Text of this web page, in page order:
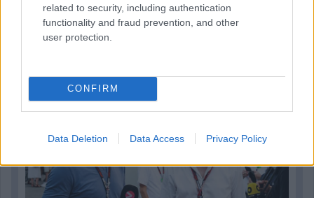
related to security, including authentication
functionality and fraud prevention, and other
user protection.
CONFIRM
Data Deletion Data Access Privacy Policy
3 napja
Hakkinen megtartaná a Norris-Piastri párost a